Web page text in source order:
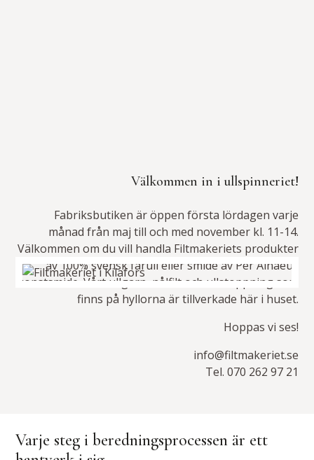
Välkommen in i ullspinneriet!
Fabriksbutiken är öppen första lördagen varje
månad från maj till och med november kl. 11-14.
Välkommen om du vill handla Filtmakeriets produkter
av 100% svensk fårull eller smide av Per Alnaeus
konstsmide. Vårt ullgarn, nålfilt och ullstoppning som
finns på hyllorna är tillverkade här i huset.
Hoppas vi ses!
info@filtmakeriet.se
Tel. 070 262 97 21
Varje steg i beredningsprocessen är ett